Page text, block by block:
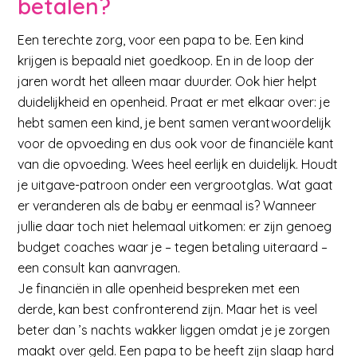
betalen?
Een terechte zorg, voor een papa to be. Een kind
krijgen is bepaald niet goedkoop. En in de loop der
jaren wordt het alleen maar duurder. Ook hier helpt
duidelijkheid en openheid. Praat er met elkaar over: je
hebt samen een kind, je bent samen verantwoordelijk
voor de opvoeding en dus ook voor de financiële kant
van die opvoeding. Wees heel eerlijk en duidelijk. Houdt
je uitgave-patroon onder een vergrootglas. Wat gaat
er veranderen als de baby er eenmaal is? Wanneer
jullie daar toch niet helemaal uitkomen: er zijn genoeg
budget coaches waar je – tegen betaling uiteraard –
een consult kan aanvragen.
Je financiën in alle openheid bespreken met een
derde, kan best confronterend zijn. Maar het is veel
beter dan ’s nachts wakker liggen omdat je je zorgen
maakt over geld. Een papa to be heeft zijn slaap hard